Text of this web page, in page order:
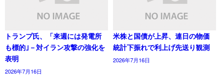
トランプ氏、「来週には発電所
も標的｣－対イラン攻撃の強化を
表明
2026年7月16日
米株と国債が上昇、連日の物価
統計下振れで利上げ先送り観測
2026年7月16日